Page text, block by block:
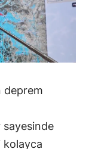
deprem
kolayca